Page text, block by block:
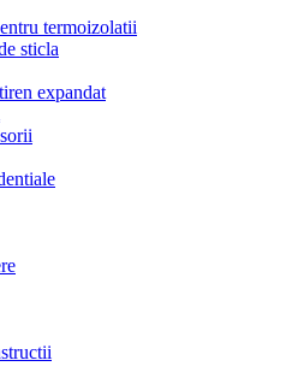
termoizolatii
sticla
expandat